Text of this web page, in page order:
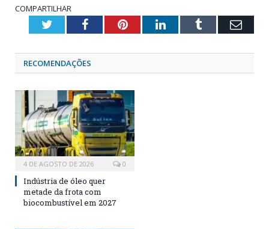
COMPARTILHAR
TwitterFacebookPinterestLinkedInTumblr
RECOMENDAÇÕES
4 DE AGOSTO DE 2026 0
Indústria de óleo quer
metade da frota com
biocombustível em 2027